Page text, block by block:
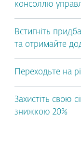
консоллю
Встигніть
та отримайте
Переходьте на
Захистіть свою
знижкою 20%